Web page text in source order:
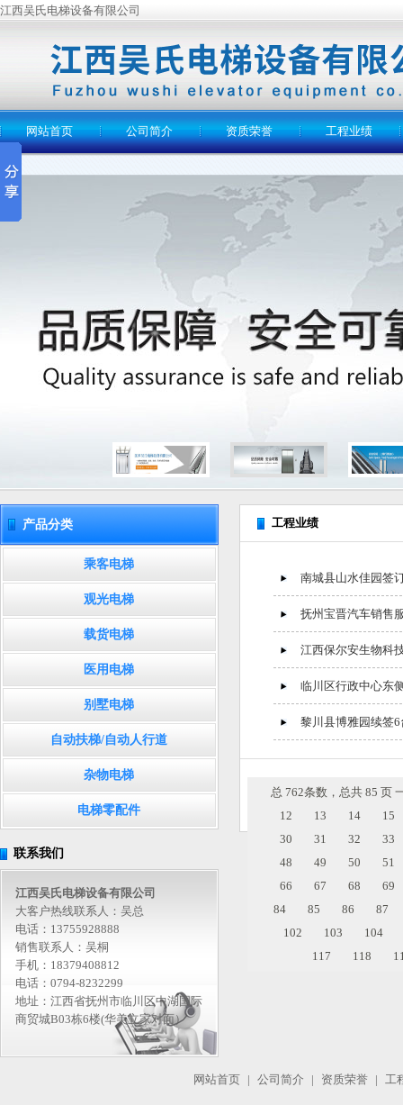
江西吴氏电梯设备有限公司
网站首页 公司简介 资质荣誉 工程业绩
产品分类
乘客电梯
观光电梯
载货电梯
医用电梯
别墅电梯
自动扶梯/自动人行道
杂物电梯
电梯零配件
联系我们
江西吴氏电梯设备有限公司
大客户热线联系人：吴总
电话：13755928888
销售联系人：吴桐
手机：18379408812
电话：0794-8232299
地址：江西省抚州市临川区中湖国际
商贸城B03栋6楼(华美立家对面）
工程业绩
南城县山水佳园签
抚州宝晋汽车销售
江西保尔安生物科
临川区行政中心东
黎川县博雅园续签
总 762条数，总共 85 页
12
13 14
15
30
31 32
33
48
49 50
51
66
67 68
69
84
85 86
87
102
103
104
117
118
网站首页 | 公司简介 | 资质荣誉 | 工